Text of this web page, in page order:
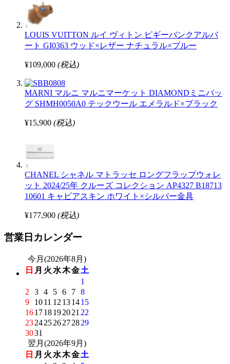
LOUIS VUITTON ルイ ヴィトン ピギーバンクアルバ
ート GI0363 ウッド×レザー ナチュラル×ブルー
¥109,000 (税込)
MARNI マルニ マルニマーケット DIAMONDミニバッ
グ SHMH0050A0 テックウール エメラルド×ブラック
¥15,900 (税込)
CHANEL シャネル マトラッセ ロングフラップウォレ
ット 2024/25年 クルーズ コレクション AP4327 B18713
10601 キャビアスキン ホワイト×シルバー金具
¥177,900 (税込)
営業日カレンダー
今月(2026年8月)
日 月 火 水木金土
1
2
3 4 5 6 7 8
9
1011 12 131415
161718192021 22
23242526272829
3031
翌月(2026年9月)
日 月 火 水木金土